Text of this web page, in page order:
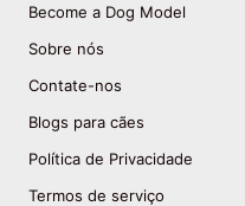
Become a Dog Model
Sobre nós
Contate-nos
Blogs para cães
Política de Privacidade
Termos de serviço